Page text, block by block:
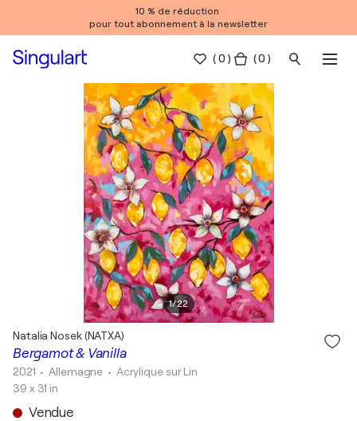
10 % de réduction
pour tout abonnement à la newsletter
(0 ) ( 0 )
1/22
Bergamot & Vanilla
Natalia Nosek (NATXA)
2021 • Allemagne • Acrylique sur Lin
39 x 31 in
Vendue